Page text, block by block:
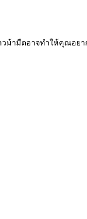
วม้ามืดอาจทำให้คุณอย